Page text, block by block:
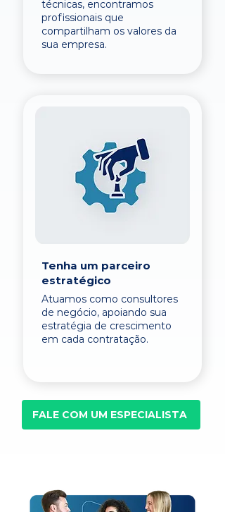
técnicas, encontramos
profissionais que
compartilham os valores da
sua empresa.
Tenha um parceiro
estratégico
Atuamos como consultores
de negócio, apoiando sua
estratégia de crescimento
em cada contratação.
FALE COM UM ESPECIALISTA